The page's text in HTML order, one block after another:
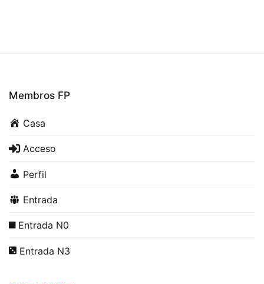
Membros FP
Casa
Acceso
Perfil
Entrada
Entrada N0
Entrada N3